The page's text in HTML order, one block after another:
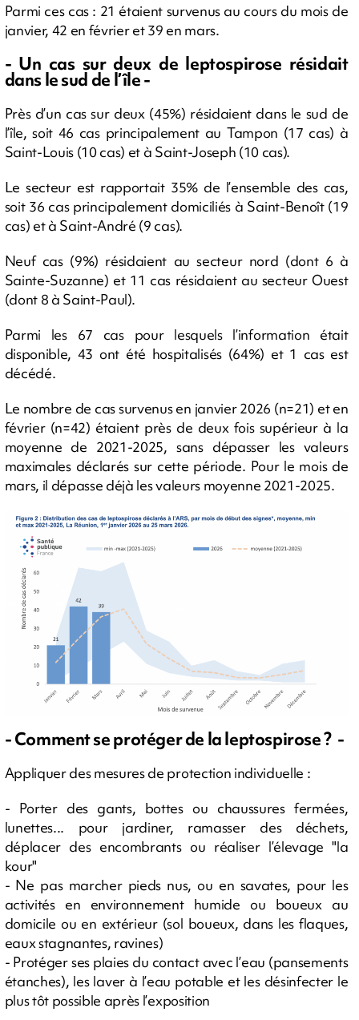
Parmi ces cas : 21 étaient survenus au cours du mois de
janvier, 42 en février et 39 en mars.
- Un cas sur deux de leptospirose résidait
dans le sud de l’île -
Près d’un cas sur deux (45%) résidaient dans le sud de
l’île, soit 46 cas principalement au Tampon (17 cas) à
Saint-Louis (10 cas) et à Saint-Joseph (10 cas).
Le secteur est rapportait 35% de l’ensemble des cas,
soit 36 cas principalement domiciliés à Saint-Benoît (19
cas) et à Saint-André (9 cas).
Neuf cas (9%) résidaient au secteur nord (dont 6 à
Sainte-Suzanne) et 11 cas résidaient au secteur Ouest
(dont 8 à Saint-Paul).
Parmi les 67 cas pour lesquels l’information était
disponible, 43 ont été hospitalisés (64%) et 1 cas est
décédé.
Le nombre de cas survenus en janvier 2026 (n=21) et en
février (n=42) étaient près de deux fois supérieur à la
moyenne de 2021-2025, sans dépasser les valeurs
maximales déclarés sur cette période. Pour le mois de
mars, il dépasse déjà les valeurs moyenne 2021-2025.
- Comment se protéger de la leptospirose ? -
Appliquer des mesures de protection individuelle :
- Porter des gants, bottes ou chaussures fermées,
lunettes... pour jardiner, ramasser des déchets,
déplacer des encombrants ou réaliser l’élevage "la
kour"
- Ne pas marcher pieds nus, ou en savates, pour les
activités en environnement humide ou boueux au
domicile ou en extérieur (sol boueux, dans les flaques,
eaux stagnantes, ravines)
- Protéger ses plaies du contact avec l’eau (pansements
étanches), les laver à l’eau potable et les désinfecter le
plus tôt possible après l’exposition